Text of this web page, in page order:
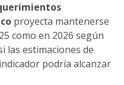
proyecta mantenerse
como en 2026 según
las estimaciones de
podría alcanzar